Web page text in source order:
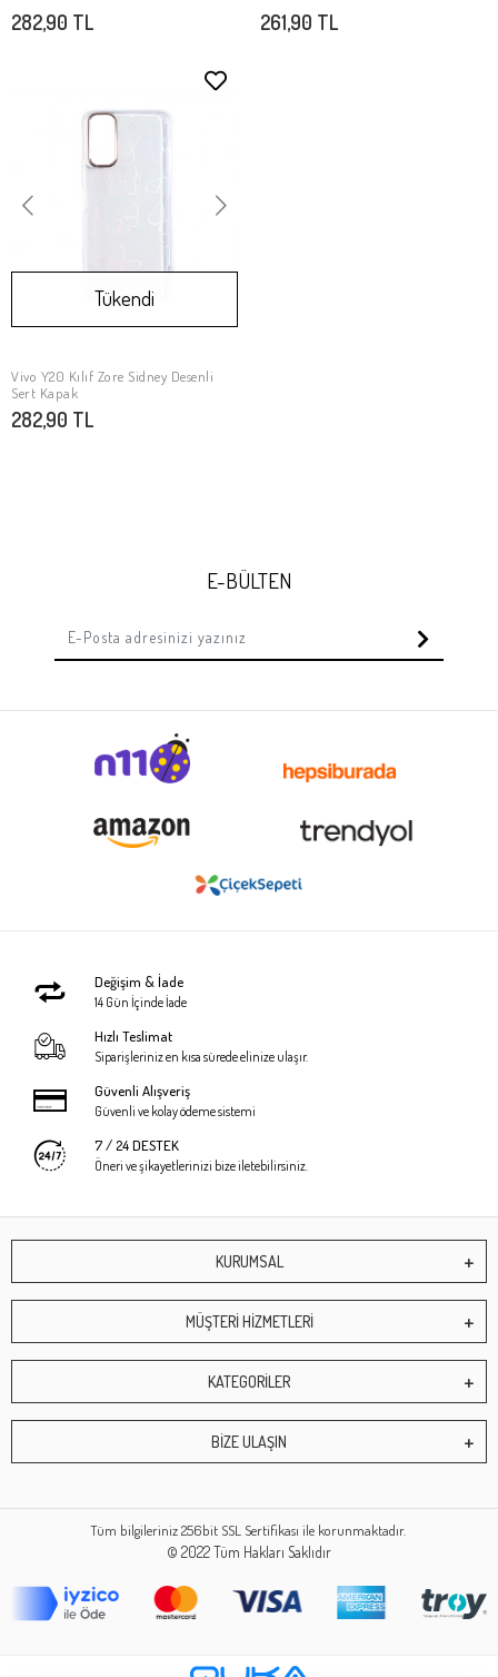
282,90 TL 261,90 TL
Stokta Yok
Tükendi
Vivo Y20 Kılıf Zore Sidney Desenli
Sert Kapak
282,90 TL
E-BÜLTEN
Değişim & İade
14 Gün İçinde İade
Hızlı Teslimat
Siparişleriniz en kısa sürede elinize ulaşır.
Güvenli Alışveriş
Güvenli ve kolay ödeme sistemi
7 / 24 DESTEK
Öneri ve şikayetlerinizi bize iletebilirsiniz.
KURUMSAL
MÜŞTERİ HİZMETLERİ
KATEGORİLER
BİZE ULAŞIN
Tüm bilgileriniz 256bit SSL Sertifikası ile korunmaktadır.
© 2022Tüm Hakları Saklıdır